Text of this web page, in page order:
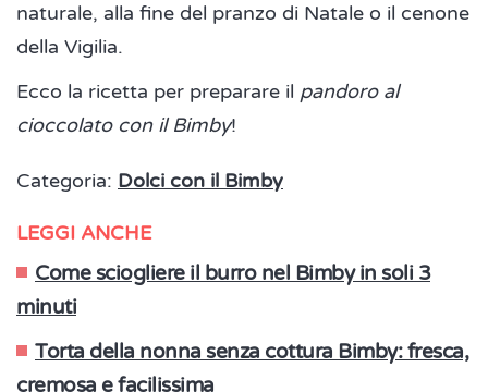
naturale, alla fine del pranzo di Natale o il cenone
della Vigilia.
Ecco la ricetta per preparare il pandoro al
cioccolato con il Bimby!
Categoria: Dolci con il Bimby
LEGGI ANCHE
Come sciogliere il burro nel Bimby in soli 3
minuti
Torta della nonna senza cottura Bimby: fresca,
cremosa e facilissima